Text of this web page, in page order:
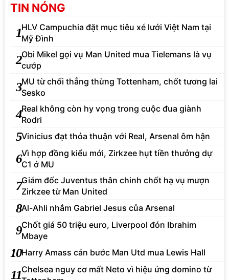
TIN NÓNG
1HLV Campuchia đặt mục tiêu xé lưới Việt Nam tại
Mỹ Đình
2Obi Mikel gọi vụ Man United mua Tielemans là vụ
cướp
3MU từ chối thẳng thừng Tottenham, chốt tương lai
Sesko
4Real không còn hy vọng trong cuộc đua giành
Rodri
5Vinicius đạt thỏa thuận với Real, Arsenal ôm hận
6Vì hợp đồng kiểu mới, Zirkzee hụt tiền thưởng dự
C1 ở MU
7Giám đốc Juventus thân chinh chốt hạ vụ mượn
Zirkzee từ Man United
8Al-Ahli nhắm Gabriel Jesus của Arsenal
9Chốt giá 50 triệu euro, Liverpool đón Ibrahim
Mbaye
10Harry Amass cản bước Man Utd mua Lewis Hall
11Chelsea nguy cơ mất Neto vì hiệu ứng domino từ